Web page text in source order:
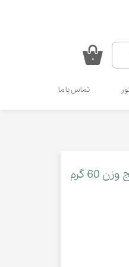
۰
تماس با ما
گرم